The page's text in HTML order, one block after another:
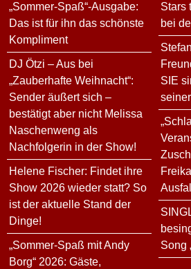
„Sommer-Spaß“-Ausgabe:
Das ist für ihn das schönste
Kompliment
DJ Ötzi – Aus bei
„Zauberhafte Weihnacht“:
Sender äußert sich –
bestätigt aber nicht Melissa
Naschenweng als
Nachfolgerin in der Show!
Helene Fischer: Findet ihre
Show 2026 wieder statt? So
ist der aktuelle Stand der
Dinge!
„Sommer-Spaß mit Andy
Borg“ 2026: Gäste,
Stars
bei
SIE
Song